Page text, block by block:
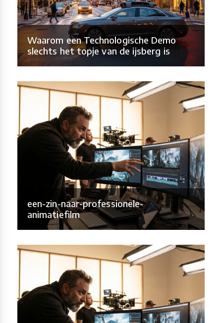
Waarom een Technologische Demo
slechts het topje van de ijsberg is
een-zin-naar-professionele-
animatiefilm